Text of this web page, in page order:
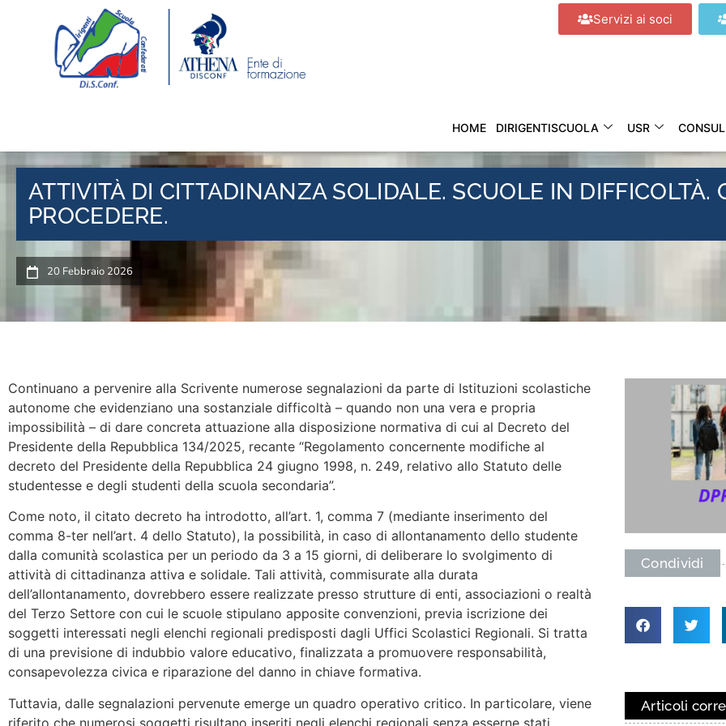
Servizi ai soci
HOME DIRIGENTISCUOLA USR
ATTIVITÀ DI CITTADINANZA SOLIDALE. SCUOLE IN DIFFICOLTÀ.
PROCEDERE.
20 Febbraio 2026
Continuano a pervenire alla Scrivente numerose segnalazioni da parte di Istituzioni scolastiche
autonome che evidenziano una sostanziale difficoltà – quando non una vera e propria
impossibilità – di dare concreta attuazione alla disposizione normativa di cui al Decreto del
Presidente della Repubblica 134/2025, recante “Regolamento concernente modifiche al
decreto del Presidente della Repubblica 24 giugno 1998, n. 249, relativo allo Statuto delle
studentesse e degli studenti della scuola secondaria”.
Come noto, il citato decreto ha introdotto, all’art. 1, comma 7 (mediante inserimento del
comma 8-ter nell’art. 4 dello Statuto), la possibilità, in caso di allontanamento dello studente
dalla comunità scolastica per un periodo da 3 a 15 giorni, di deliberare lo svolgimento di
attività di cittadinanza attiva e solidale. Tali attività, commisurate alla durata
dell’allontanamento, dovrebbero essere realizzate presso strutture di enti, associazioni o realtà
del Terzo Settore con cui le scuole stipulano apposite convenzioni, previa iscrizione dei
soggetti interessati negli elenchi regionali predisposti dagli Uffici Scolastici Regionali. Si tratta
di una previsione di indubbio valore educativo, finalizzata a promuovere responsabilità,
consapevolezza civica e riparazione del danno in chiave formativa.
Tuttavia, dalle segnalazioni pervenute emerge un quadro operativo critico. In particolare, viene
riferito che numerosi soggetti risultano inseriti negli elenchi regionali senza esserne stati
Condividi
Articoli